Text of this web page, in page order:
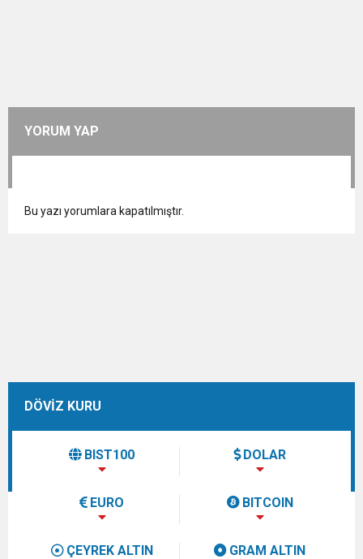
YORUM YAP
Bu yazı yorumlara kapatılmıştır.
DÖVİZ KURU
BIST100 DOLAR
EURO BITCOIN
ÇEYREK ALTIN GRAM ALTIN